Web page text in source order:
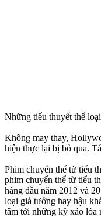
Những tiểu thuyết thể
Không may thay,
hiện thực lại bị bỏ qua.
Phim chuyển thể từ tiểu
phim chuyển thể từ tiểu
hàng đầu năm 2012 và
loại giả tưởng hay hậu
tâm tới những kỹ xảo lóa